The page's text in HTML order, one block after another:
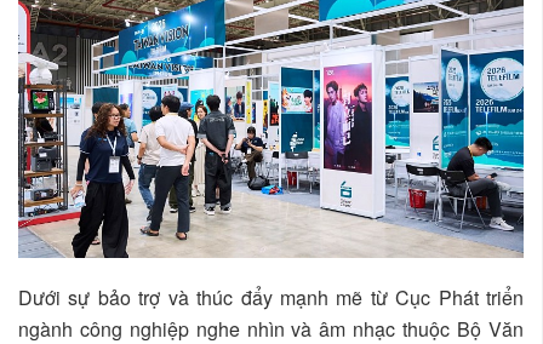
Dưới sự bảo trợ và thúc đẩy mạnh mẽ từ Cục Phát triển
ngành công nghiệp nghe nhìn và âm nhạc thuộc Bộ Văn